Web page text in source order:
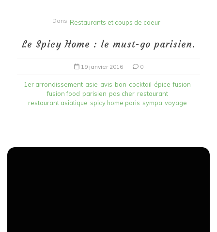
Dans Restaurants et coups de coeur
Le Spicy Home : le must-go parisien.
19 janvier 2016 0
1er arrondissement asie avis bon cocktail épice fusion
fusion food parisien pas cher restaurant
restaurant asiatique spicy home paris sympa voyage